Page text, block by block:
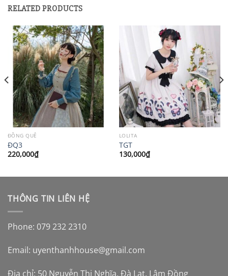
RELATED PRODUCTS
ĐỒNG QUÊ
ĐQ3
220,000₫
LOLITA
TGT
130,000₫
THÔNG TIN LIÊN HỆ
Phone: 079 232 2310
Email: uyenthanhhouse@gmail.com
Địa chỉ: 50 Nguyễn Thị Nghĩa, Đà Lạt, Lâm Đồng